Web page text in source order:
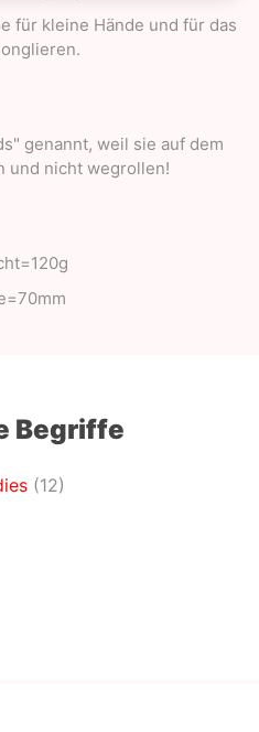
für kleine Hände und für das
genannt, weil sie auf dem
und nicht wegrollen!
Begriffe
(12)